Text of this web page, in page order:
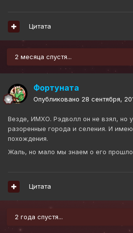
Цитата
2 месяца спустя...
Фортуната
Опубликовано 28 сентября,
Везде, ИМХО. Рэдволл он не взял, но
разоренные города и селения. И
похождения.
Жаль, но мало мы знаем о его
Цитата
2 года спустя...